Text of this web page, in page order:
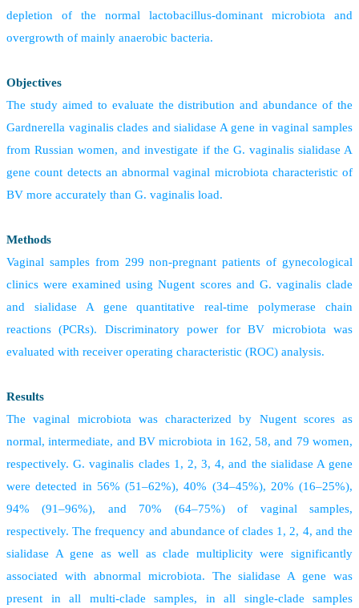
depletion of the normal lactobacillus-dominant microbiota and
overgrowth of mainly anaerobic bacteria.
Objectives
The study aimed to evaluate the distribution and abundance of the
Gardnerella vaginalis clades and sialidase A gene in vaginal samples
from Russian women, and investigate if the G. vaginalis sialidase A
gene count detects an abnormal vaginal microbiota characteristic of
BV more accurately than G. vaginalis load.
Methods
Vaginal samples from 299 non-pregnant patients of gynecological
clinics were examined using Nugent scores and G. vaginalis clade
and sialidase A gene quantitative real-time polymerase chain
reactions (PCRs). Discriminatory power for BV microbiota was
evaluated with receiver operating characteristic (ROC) analysis.
Results
The vaginal microbiota was characterized by Nugent scores as
normal, intermediate, and BV microbiota in 162, 58, and 79 women,
respectively. G. vaginalis clades 1, 2, 3, 4, and the sialidase A gene
were detected in 56% (51–62%), 40% (34–45%), 20% (16–25%),
94% (91–96%), and 70% (64–75%) of vaginal samples,
respectively. The frequency and abundance of clades 1, 2, 4, and the
sialidase A gene as well as clade multiplicity were significantly
associated with abnormal microbiota. The sialidase A gene was
present in all multi-clade samples, in all single-clade samples